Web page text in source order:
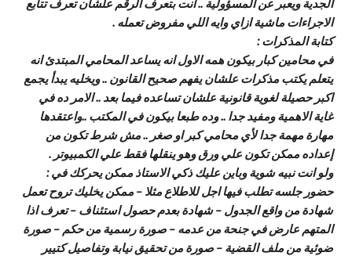
الجدية ويعبر عن المسؤولية .. انت بتعرف الرقم علشان تعرف تتابع
الاجراءات ماشية ازاي وايه اللي مفروض تعمله .
كتابة المذكرات :
في محامين كبار بيكون همه الاول انه يساعد المحامي المبتدئ انه
يتعلم يكتب مذكرات علشان يفهم صحيح القانون .. ويخليه يبدأ يجمع
اكبر حصيلة لغوية قانونية علشان تساعده فيما بعد .. الامر ده في
غاية الاهمية ومفيد جدا .. وده طبعا بيكون في المكتب ..واعتقدها
مهارة مهمة جدا لأي محامي كبر او صغر .. مش شرط تكون من
إعداده ممكن تكون علي ورق وهو ينقلها فقط علي الكمبيوتر .
ولو انت نبيه شوية وباين عليك ذكي الاستاذ ممكن يحركك في :
حضور جلسه تطلب فيها اجل للاطلاع مثلا – ممكن يخليك تروح تعمل
شهادة من واقع الجدول – شهادة بعدم حصول استئناف – تعرف اذا
المتهم عارض في جنحة من عدمه – صورة رسمية من حكم – صورة
ضوئية من ملف القضية – صورة من تحقيق نيابة وتفاصيل كتيير